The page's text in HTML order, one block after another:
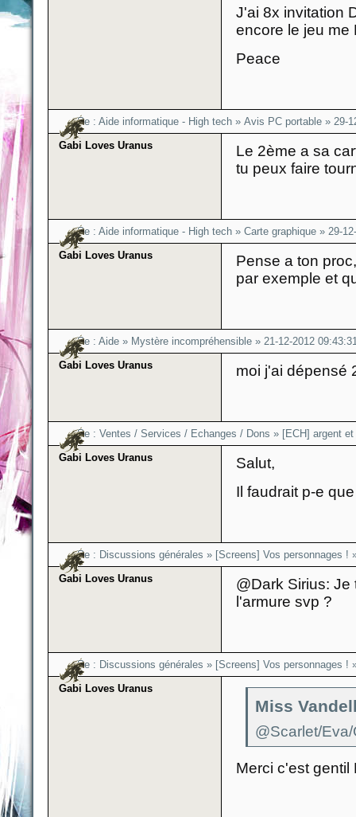
J'ai 8x invitation
encore le jeu me
Peace
Re : Aide informatique - High tech » Avis PC portable » 29-
Gabi Loves Uranus
Le 2ème a sa
tu peux faire
Re : Aide informatique - High tech » Carte graphique » 29-
Gabi Loves Uranus
Pense a ton
par exemple et
Re : Aide » Mystère incompréhensible » 21-12-2012
Gabi Loves Uranus
moi j'ai dépensé
Re : Ventes / Services / Echanges / Dons » [ECH] argent
Gabi Loves Uranus
Salut,
Il faudrait p-e
Re : Discussions générales » [Screens] Vos personnages !
Gabi Loves Uranus
@Dark Sirius:
l'armure svp ?
Re : Discussions générales » [Screens] Vos personnages !
Gabi Loves Uranus
Miss
@Scarlet/
Merci c'est gentil